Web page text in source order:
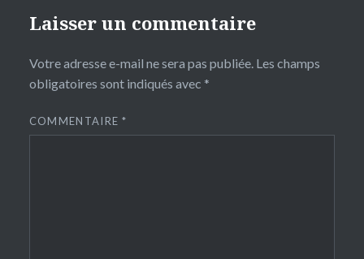
Laisser un commentaire
Votre adresse e-mail ne sera pas publiée. Les champs
obligatoires sont indiqués avec *
COMMENTAIRE*